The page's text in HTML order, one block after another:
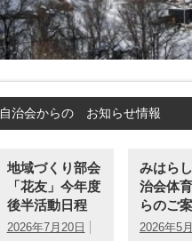
自治会からの お知らせ情報
地域づくり部会
「花友」今年度
後半活動日程
2026年7月20日
みはら
治会体
らのご
2026年5